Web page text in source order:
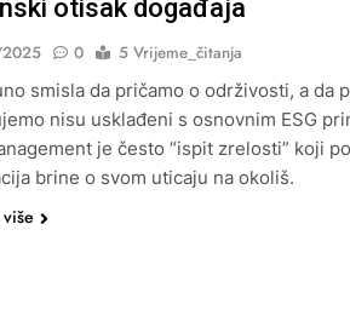
otisak događaja
0
5 Vrijeme_čitanja
smisla da pričamo o održivosti, a da
nisu usklađeni s osnovnim ESG
je često “ispit zrelosti” koji
brine o svom uticaju na okoliš.